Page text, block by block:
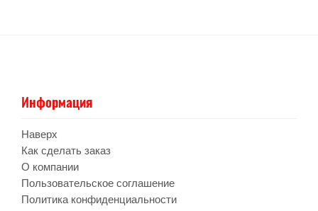
Информация
Наверх
Как сделать заказ
О компании
Пользовательское соглашение
Политика конфиденциальности